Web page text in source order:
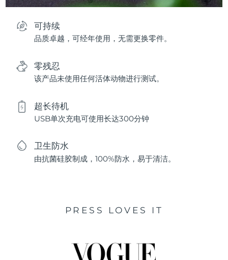
可持续
品质卓越，可经年使用，无需更换零件。
零残忍
该产品未使用任何活体动物进行测试。
超长待机
USB单次充电可使用长达300分钟
卫生防水
由抗菌硅胶制成，100%防水，易于清洁。
PRESS LOVES IT